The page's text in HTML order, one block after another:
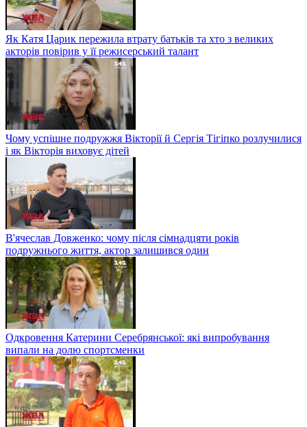
Як Катя Царик пережила втрату батьків та хто з великих
акторів повірив у її режисерський талант
Чому успішне подружжя Вікторії й Сергія Тігіпко розлучилися
і як Вікторія виховує дітей
В'ячеслав Довженко: чому після сімнадцяти років
подружнього життя, актор залишився один
Одкровення Катерини Серебрянської: які випробування
випали на долю спортсменки